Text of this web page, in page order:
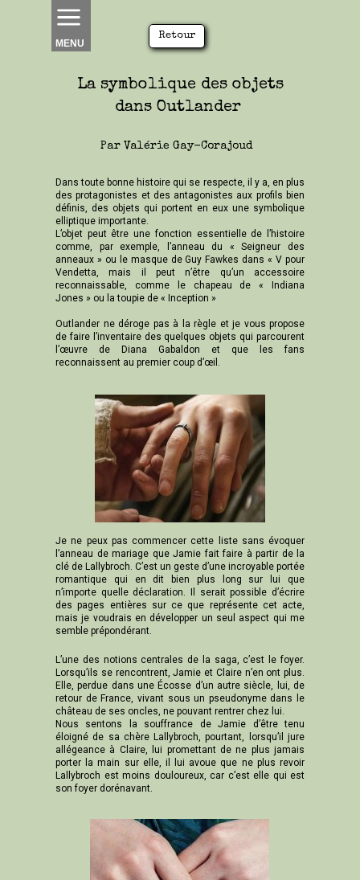
MENU
Par Valérie Gay-Corajoud
La symbolique des objets
dans Outlander
Je ne peux pas commencer cette liste sans évoquer
l’anneau de mariage que Jamie fait faire à partir de la
clé de Lallybroch. C’est un geste d’une incroyable portée
romantique qui en dit bien plus long sur lui que
n’importe quelle déclaration. Il serait possible d’écrire
des pages entières sur ce que représente cet acte,
mais je voudrais en développer un seul aspect qui me
semble prépondérant.
L’une des notions centrales de la saga, c’est le foyer.
Lorsqu’ils se rencontrent, Jamie et Claire n’en ont plus.
Elle, perdue dans une Écosse d’un autre siècle, lui, de
retour de France, vivant sous un pseudonyme dans le
château de ses oncles, ne pouvant rentrer chez lui.
Nous sentons la souffrance de Jamie d’être tenu
éloigné de sa chère Lallybroch, pourtant, lorsqu’il jure
allégeance à Claire, lui promettant de ne plus jamais
porter la main sur elle, il lui avoue que ne plus revoir
Lallybroch est moins douloureux, car c’est elle qui est
son foyer dorénavant.
Dans toute bonne histoire qui se respecte, il y a, en plus
des protagonistes et des antagonistes aux profils bien
définis, des objets qui portent en eux une symbolique
elliptique importante.
L’objet peut être une fonction essentielle de l’histoire
comme, par exemple, l’anneau du « Seigneur des
anneaux » ou le masque de Guy Fawkes dans « V pour
Vendetta, mais il peut n’être qu’un accessoire
reconnaissable, comme le chapeau de « Indiana
Jones » ou la toupie de « Inception »
Outlander ne déroge pas à la règle et je vous propose
de faire l’inventaire des quelques objets qui parcourent
l’œuvre de Diana Gabaldon et que les fans
reconnaissent au premier coup d’œil.
Retour